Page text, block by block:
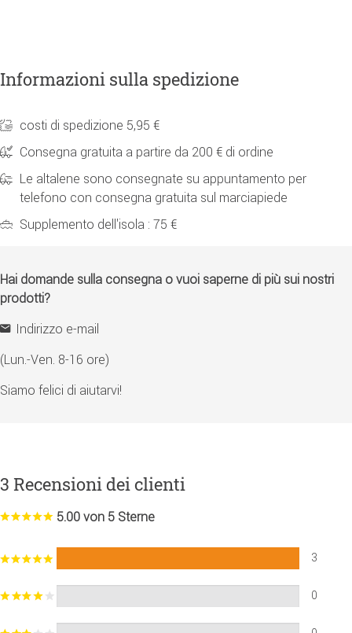
Informazioni sulla spedizione
costi di spedizione 5,95 €
Consegna gratuita a partire da 200 € di ordine
Le altalene sono consegnate su appuntamento per
telefono con consegna gratuita sul marciapiede
Supplemento dell'isola : 75 €
Hai domande sulla consegna o vuoi saperne di più sui nostri
prodotti?
Indirizzo e-mail
(Lun.-Ven. 8-16 ore)
Siamo felici di aiutarvi!
3 Recensioni dei clienti
5.00 von 5 Sterne
3
0